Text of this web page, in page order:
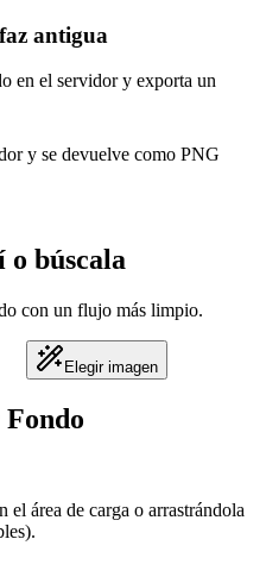
antigua
en el servidor y exporta un
y se devuelve como PNG
o búscala
con un flujo más limpio.
Elegir imagen
el área de carga o arrastrándola